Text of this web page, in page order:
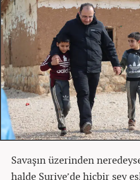
Savaşın üzerinden
halde Suriye’de hiçbir şey